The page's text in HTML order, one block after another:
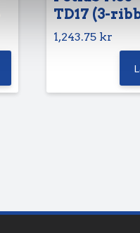
TD17 (3-
1,243.75 kr